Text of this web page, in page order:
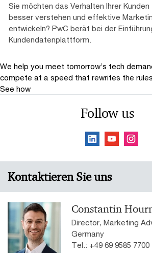
Sie möchten das Verhalten Ihrer Kunden
besser verstehen und effektive
entwickeln? PwC berät bei der
Kundendatenplattform.
We help you meet tomorrow’s tech
compete at a speed that rewrites the rules
See how
Follow us
Kontaktieren Sie uns
Constantin
Director, Marketing
Germany
Tel.: +49 69 9585 7700